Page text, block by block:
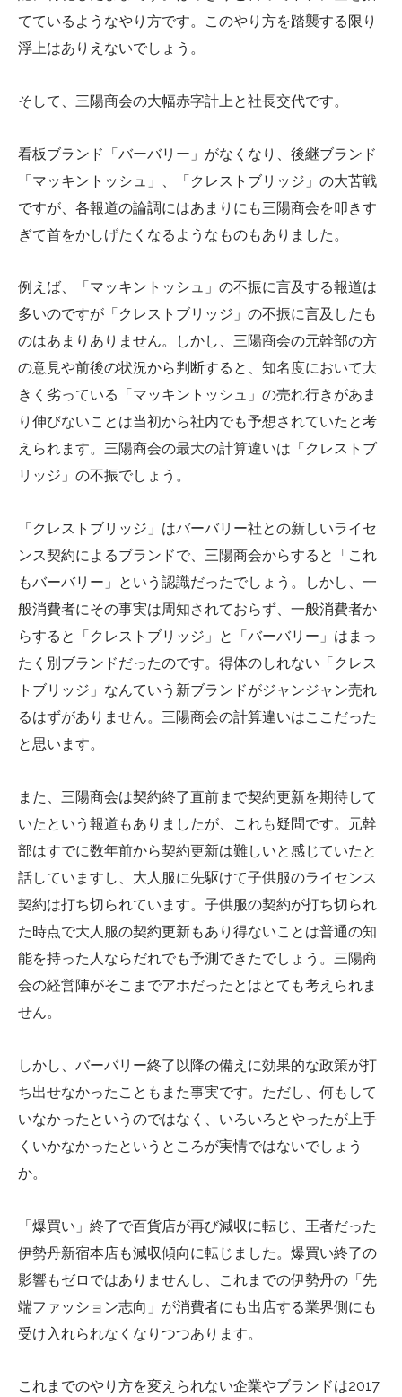
てているようなやり方です。このやり方を踏襲する限り
浮上はありえないでしょう。
そして、三陽商会の大幅赤字計上と社長交代です。
看板ブランド「バーバリー」がなくなり、後継ブランド
「マッキントッシュ」、「クレストブリッジ」の大苦戦
ですが、各報道の論調にはあまりにも三陽商会を叩きす
ぎて首をかしげたくなるようなものもありました。
例えば、「マッキントッシュ」の不振に言及する報道は
多いのですが「クレストブリッジ」の不振に言及したも
のはあまりありません。しかし、三陽商会の元幹部の方
の意見や前後の状況から判断すると、知名度において大
きく劣っている「マッキントッシュ」の売れ行きがあま
り伸びないことは当初から社内でも予想されていたと考
えられます。三陽商会の最大の計算違いは「クレストブ
リッジ」の不振でしょう。
「クレストブリッジ」はバーバリー社との新しいライセ
ンス契約によるブランドで、三陽商会からすると「これ
もバーバリー」という認識だったでしょう。しかし、一
般消費者にその事実は周知されておらず、一般消費者か
らすると「クレストブリッジ」と「バーバリー」はまっ
たく別ブランドだったのです。得体のしれない「クレス
トブリッジ」なんていう新ブランドがジャンジャン売れ
るはずがありません。三陽商会の計算違いはここだった
と思います。
また、三陽商会は契約終了直前まで契約更新を期待して
いたという報道もありましたが、これも疑問です。元幹
部はすでに数年前から契約更新は難しいと感じていたと
話していますし、大人服に先駆けて子供服のライセンス
契約は打ち切られています。子供服の契約が打ち切られ
た時点で大人服の契約更新もあり得ないことは普通の知
能を持った人ならだれでも予測できたでしょう。三陽商
会の経営陣がそこまでアホだったとはとても考えられま
せん。
しかし、バーバリー終了以降の備えに効果的な政策が打
ち出せなかったこともまた事実です。ただし、何もして
いなかったというのではなく、いろいろとやったが上手
くいかなかったというところが実情ではないでしょう
か。
「爆買い」終了で百貨店が再び減収に転じ、王者だった
伊勢丹新宿本店も減収傾向に転じました。爆買い終了の
影響もゼロではありませんし、これまでの伊勢丹の「先
端ファッション志向」が消費者にも出店する業界側にも
受け入れられなくなりつつあります。
これまでのやり方を変えられない企業やブランドは2017